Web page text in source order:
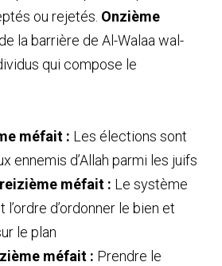
ou rejetés. Onzième
la barrière de Al-Walaa wal-
qui compose le
méfait : Les élections sont
ennemis d’Allah parmi les juifs
méfait : Le système
l’ordre d’ordonner le bien et
le plan
méfait : Prendre le